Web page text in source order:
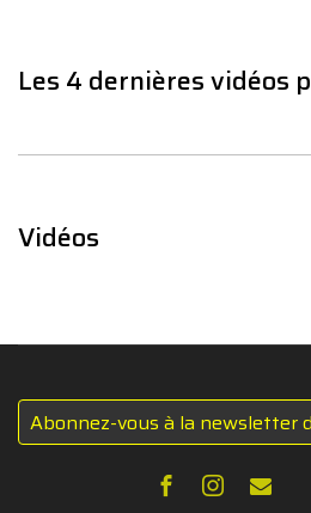
Les 4 dernières vidéos
Vidéos
Abonnez-vous à la newsletter